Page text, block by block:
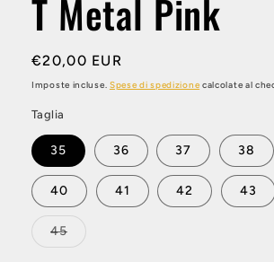
modale
T Metal Pink
Prezzo
di
€20,00 EUR
Imposte incluse. Spese di spedizionecalcolate al
Taglia
35 36 37 38
40 41 42 43
45Variante